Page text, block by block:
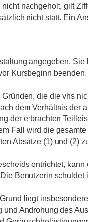
nachgeholt, gilt
nicht statt. Ein
angegeben.
Kursbeginn
die die vhs
dem Verhältnis der
der erbrachten
Fall wird die gesamte
Absätze (1) und (2)
entrichtet,
Benutzerin
liegt
Androhung des